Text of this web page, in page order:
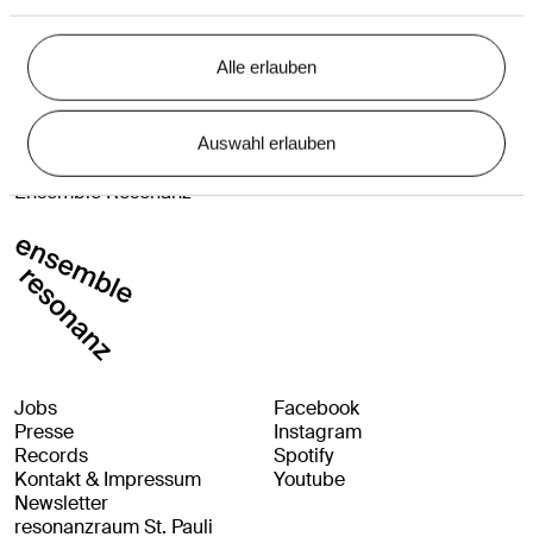
Alle erlauben
Auswahl erlauben
Kate Aldrich, Romeo
Amitai Pati, Tebaldo
Nicolo Donini, Lorenzo
Antonio Di Matteo, Capellio
WDR Rundfunkchor
Riccardo Minasi, Dirigent
Ensemble Resonanz
Jobs
Presse
Records
Kontakt & Impressum
Newsletter
resonanzraum St. Pauli
Facebook
Instagram
Spotify
Youtube